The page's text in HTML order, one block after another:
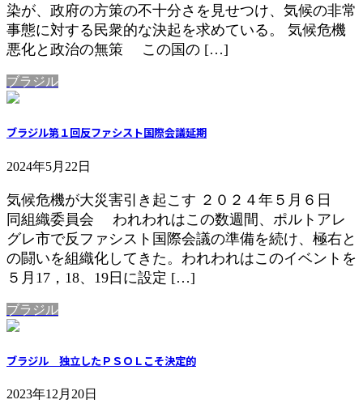
染が、政府の方策の不十分さを見せつけ、気候の非常
事態に対する民衆的な決起を求めている。 気候危機
悪化と政治の無策 この国の […]
ブラジル
ブラジル第１回反ファシスト国際会議延期
2024年5月22日
気候危機が大災害引き起こす ２０２４年５月６日
同組織委員会 われわれはこの数週間、ポルトアレ
グレ市で反ファシスト国際会議の準備を続け、極右と
の闘いを組織化してきた。われわれはこのイベントを
５月17，18、19日に設定 […]
ブラジル
ブラジル 独立したＰＳＯＬこそ決定的
2023年12月20日